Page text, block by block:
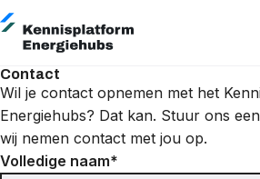
Contact
Wil je contact opnemen met het
Energiehubs? Dat kan. Stuur ons
wij nemen contact met jou op.
Volledige naam